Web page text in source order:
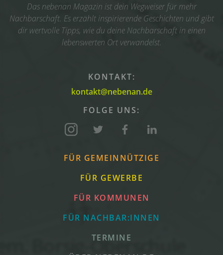
Das nebenan Magazin ist dein Wegweiser für mehr
Nachbarschaft. Es erzählt inspirierende Geschichten und gibt
dir wertvolle Tipps, wie du deine Nachbarschaft in einen
lebenswerten Ort verwandelst.
KONTAKT:
kontakt@nebenan.de
FOLGE UNS:
FÜR GEMEINNÜTZIGE
FÜR GEWERBE
FÜR KOMMUNEN
FÜR NACHBAR:INNEN
TERMINE